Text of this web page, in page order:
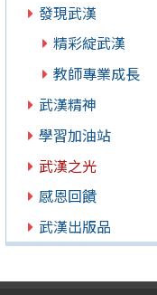
發現武漢
精彩綻武漢
教師專業成長
武漢精神
學習加油站
武漢之光
感恩回饋
武漢出版品